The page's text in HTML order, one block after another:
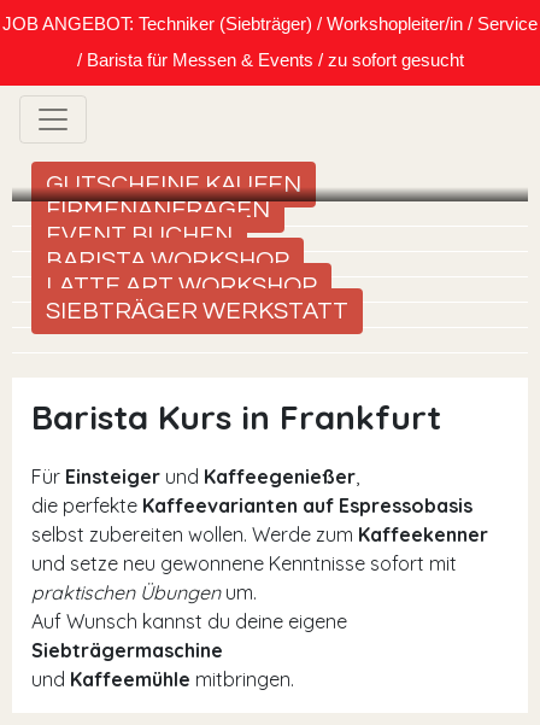
JOB ANGEBOT: Techniker (Siebträger) / Workshopleiter/in / Service
/ Barista für Messen & Events / zu sofort gesucht
GUTSCHEINE KAUFEN
FIRMENANFRAGEN
EVENT BUCHEN
BARISTA WORKSHOP
LATTE ART WORKSHOP
SIEBTRÄGER WERKSTATT
Barista Kurs in Frankfurt
Für Einsteiger und Kaffeegenießer,
die perfekte Kaffeevarianten auf Espressobasis
selbst zubereiten wollen. Werde zum Kaffeekenner
und setze neu gewonnene Kenntnisse sofort mit
praktischen Übungenum.
Auf Wunsch kannst du deine eigene
Siebträgermaschine
und Kaffeemühle mitbringen.